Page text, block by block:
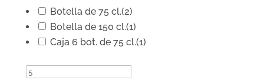
Botella de 75 cl.(2)
Botella de 150 cl.(1)
Caja 6 bot. de 75 cl.(1)